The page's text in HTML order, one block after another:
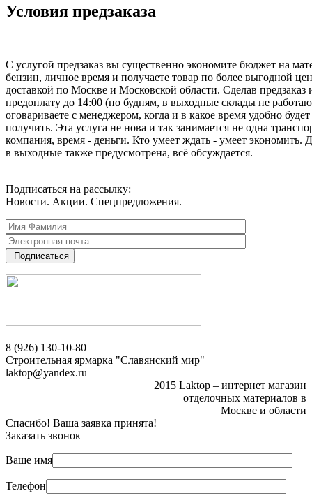
Условия предзаказа
С услугой предзаказ вы существенно экономите бюджет на
бензин, личное время и получаете товар по более выгодной
доставкой по Москве и Московской области. Сделав предзаказ
предоплату до 14:00 (по будням, в выходные склады не
оговариваете с менеджером, когда и в какое время удобно будет
получить. Эта услуга не нова и так занимается не одна
компания, время - деньги. Кто умеет ждать - умеет экономить.
в выходные также предусмотрена, всё обсуждается.
Подписаться на рассылку:
Новости. Акции. Спецпредложения.
Подписаться
8 (926) 130-10-80
Строительная ярмарка "Славянский мир"
laktop@yandex.ru
2015 Laktop – интернет магазин
отделочных материалов в
Москве и области
Спасибо! Ваша заявка принята!
Заказать звонок
Ваше имя
Телефон